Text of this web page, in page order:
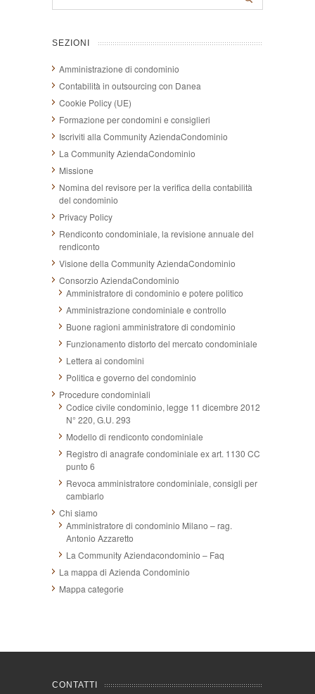
SEZIONI
Amministrazione di condominio
Contabilità in outsourcing con Danea
Cookie Policy (UE)
Formazione per condomini e consiglieri
Iscriviti alla Community AziendaCondominio
La Community AziendaCondominio
Missione
Nomina del revisore per la verifica della contabilità
del condominio
Privacy Policy
Rendiconto condominiale, la revisione annuale del
rendiconto
Visione della Community AziendaCondominio
Consorzio AziendaCondominio
Amministratore di condominio e potere politico
Amministrazione condominiale e controllo
Buone ragioni amministratore di condominio
Funzionamento distorto del mercato condominiale
Lettera ai condomini
Politica e governo del condominio
Procedure condominiali
Codice civile condominio, legge 11 dicembre 2012
N° 220, G.U. 293
Modello di rendiconto condominiale
Registro di anagrafe condominiale ex art. 1130 CC
punto 6
Revoca amministratore condominiale, consigli per
cambiarlo
Chi siamo
Amministratore di condominio Milano – rag.
Antonio Azzaretto
La Community Aziendacondominio – Faq
La mappa di Azienda Condominio
Mappa categorie
CONTATTI